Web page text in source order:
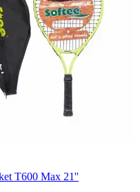
T600 Max 21''